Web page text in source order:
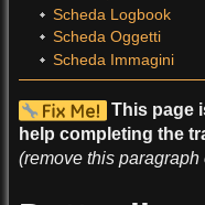
Scheda Logbook
Scheda Oggetti
Scheda Immagini
This page
help completing the
(remove this